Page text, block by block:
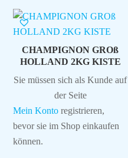
CHAMPIGNON GROß
HOLLAND 2KG KISTE
Sie müssen sich als Kunde auf
der Seite
Mein Konto registrieren,
bevor sie im Shop einkaufen
können.